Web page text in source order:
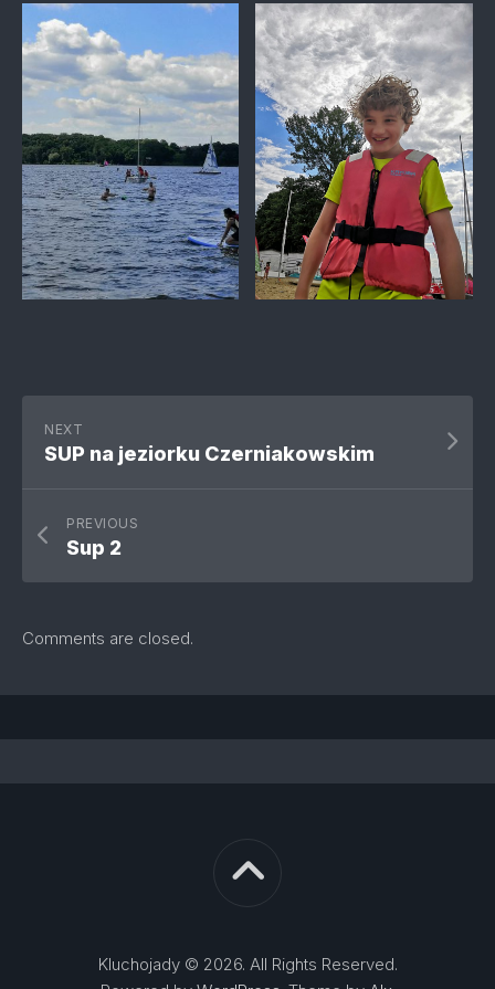
NEXT
SUP na jeziorku Czerniakowskim
PREVIOUS
Sup 2
Comments are closed.
Kluchojady © 2026. All Rights Reserved.